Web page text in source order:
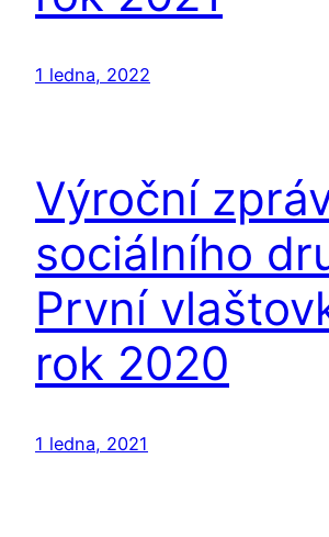
1 ledna, 2022
Výroční
sociálního
První
rok 2020
1 ledna, 2021